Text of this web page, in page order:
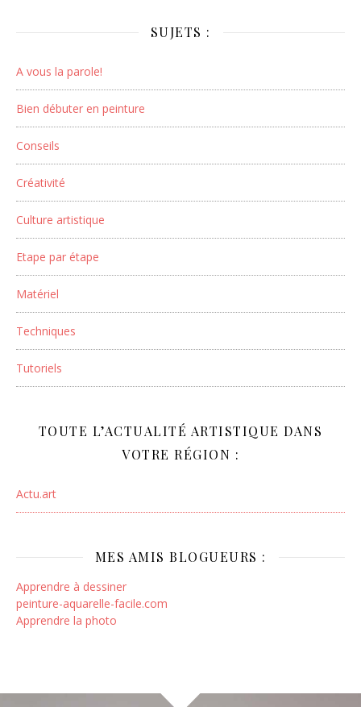
SUJETS :
A vous la parole!
Bien débuter en peinture
Conseils
Créativité
Culture artistique
Etape par étape
Matériel
Techniques
Tutoriels
TOUTE L’ACTUALITÉ ARTISTIQUE DANS
VOTRE RÉGION :
Actu.art
MES AMIS BLOGUEURS :
Apprendre à dessiner
peinture-aquarelle-facile.com
Apprendre la photo